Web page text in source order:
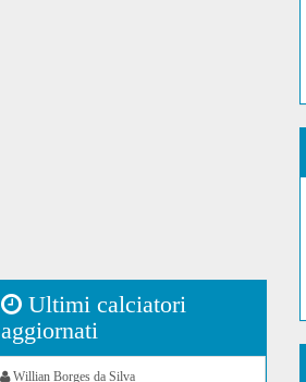
Ultimi calciatori
aggiornati
Willian Borges da Silva